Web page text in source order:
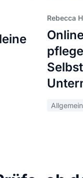
Rebecca
Allgemein